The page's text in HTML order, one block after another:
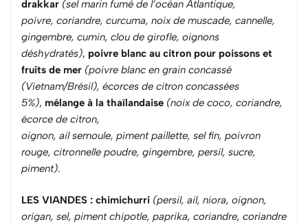
drakkar (sel marin fumé de l’océan Atlantique,
poivre, coriandre, curcuma, noix de muscade, cannelle,
gingembre, cumin, clou de girofle, oignons
déshydratés), poivre blanc au citron pour poissons et
fruits de mer (poivre blanc en grain concassé
(Vietnam/Brésil), écorces de citron concassées
5%), mélange à la thaïlandaise (noix de coco, coriandre,
écorce de citron,
oignon, ail semoule, piment paillette, sel fin, poivron
rouge, citronnelle poudre, gingembre, persil, sucre,
piment).
LES VIANDES : chimichurri (persil, ail, niora, oignon,
origan, sel, piment chipotle, paprika, coriandre, coriandre